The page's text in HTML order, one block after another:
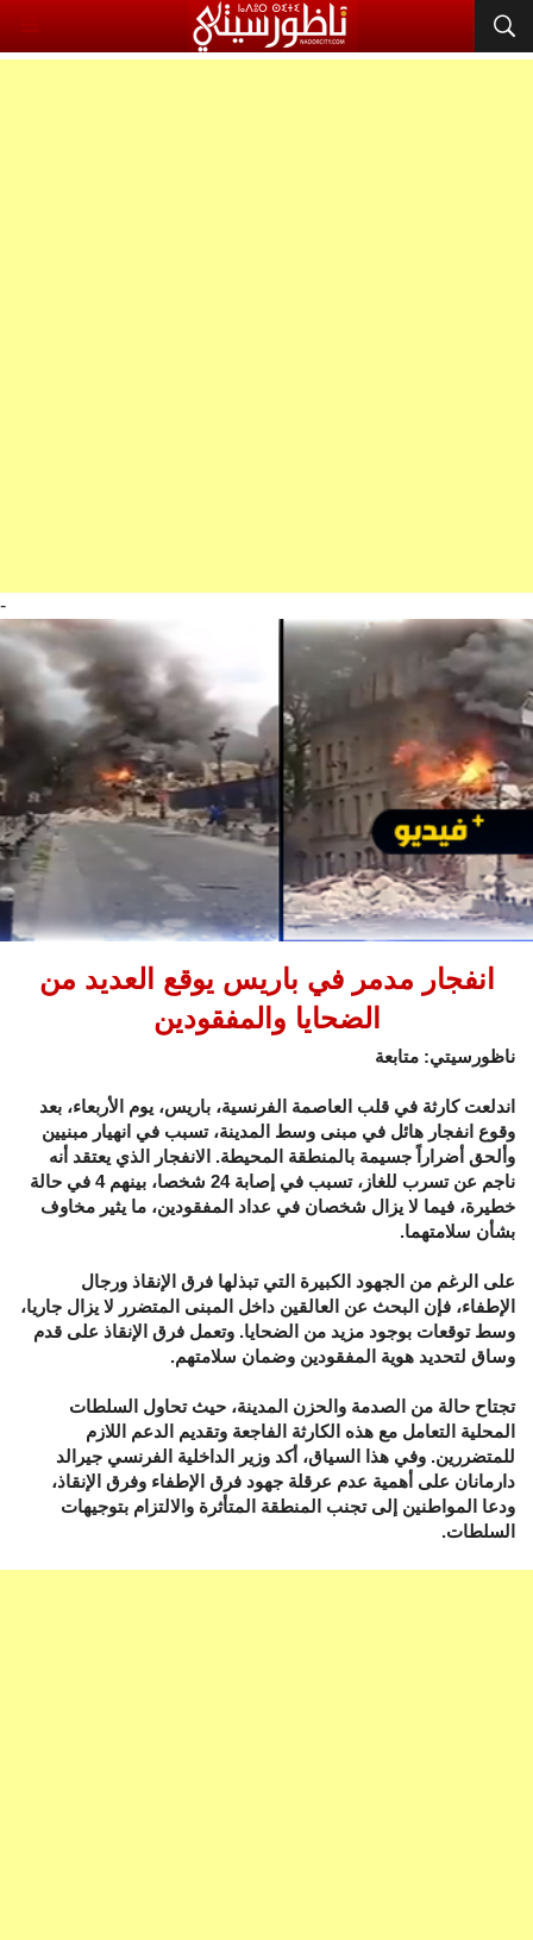
-
انفجار مدمر في باريس يوقع العديد من
الضحايا والمفقودين
ناظورسيتي: متابعة
اندلعت كارثة في قلب العاصمة الفرنسية، باريس، يوم الأربعاء، بعد
وقوع انفجار هائل في مبنى وسط المدينة، تسبب في انهيار مبنيين
وألحق أضراراً جسيمة بالمنطقة المحيطة. الانفجار الذي يعتقد أنه
ناجم عن تسرب للغاز، تسبب في إصابة 24 شخصا، بينهم 4 في حالة
خطيرة، فيما لا يزال شخصان في عداد المفقودين، ما يثير مخاوف
بشأن سلامتهما.
على الرغم من الجهود الكبيرة التي تبذلها فرق الإنقاذ ورجال
الإطفاء، فإن البحث عن العالقين داخل المبنى المتضرر لا يزال جاريا،
وسط توقعات بوجود مزيد من الضحايا. وتعمل فرق الإنقاذ على قدم
وساق لتحديد هوية المفقودين وضمان سلامتهم.
تجتاح حالة من الصدمة والحزن المدينة، حيث تحاول السلطات
المحلية التعامل مع هذه الكارثة الفاجعة وتقديم الدعم اللازم
للمتضررين. وفي هذا السياق، أكد وزير الداخلية الفرنسي جيرالد
دارمانان على أهمية عدم عرقلة جهود فرق الإطفاء وفرق الإنقاذ،
ودعا المواطنين إلى تجنب المنطقة المتأثرة والالتزام بتوجيهات
السلطات.